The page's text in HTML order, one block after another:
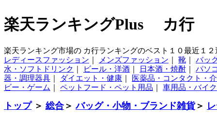
楽天ランキングPlus カ行
楽天ランキング市場の カ行ランキングのベスト１０最近１
レディースファッション
メンズファッション 靴
バッ
水・ソフトドリンク
ビール・洋酒 日本酒・焼酎
パソ
器・調理器具
ダイエット・健康
医薬品・コンタクト・
ビー・ゲーム
ペットフード・ペット用品 車用品・バイ
トップ＞ 総合＞バッグ・小物・ブランド雑貨＞